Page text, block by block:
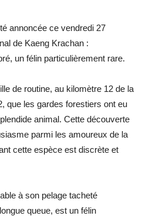
annoncée ce vendredi 27
de Kaeng Krachan :
un félin particulièrement rare.
de routine, au kilomètre 12 de la
que les gardes forestiers ont eu
animal. Cette découverte
parmi les amoureux de la
cette espèce est discrète et
à son pelage tacheté
queue, est un félin